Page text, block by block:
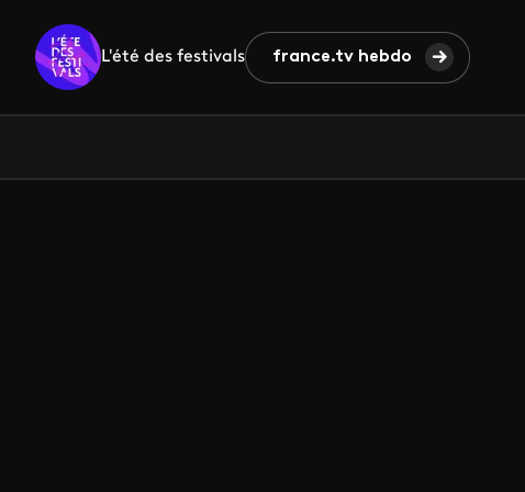
L'été des festivals france.tv hebdo